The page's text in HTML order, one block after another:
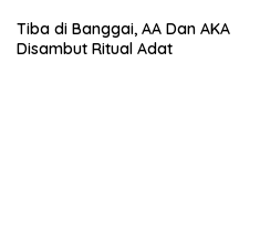
Tiba di Banggai, AA Dan AKA
Disambut Ritual Adat